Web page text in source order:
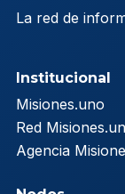
La red de
Institucional
Misiones.uno
Red
Agencia